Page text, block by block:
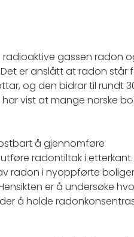
radioaktive gassen radon
er anslått at radon står
og den bidrar til rundt
vist at mange norske
å gjennomføre
radontiltak i etterkant.
radon i nyoppførte
er å undersøke
å holde